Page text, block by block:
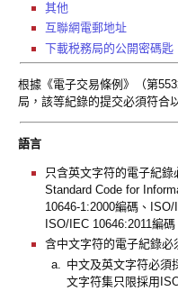
其他
互聯網電郵地址
下載税務局的公開密碼匙
根據《電子交易條例》（第
局，該等紀錄的提交必須符合
語言
只含英文字符的電子紀
Standard Code for
10646-1:2000編碼、
ISO/IEC 10646:2011編碼
含中文字符的電子紀錄必
a. 中文及英文字符必須
文字符集只限採用